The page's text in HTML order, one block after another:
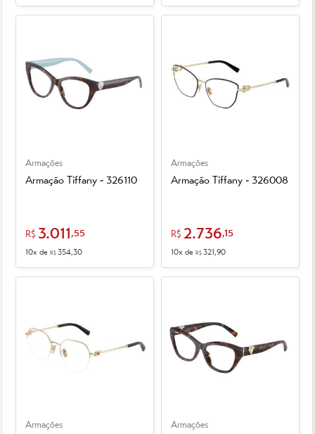
Armações
Armação Tiffany - 326110
R$ 3.011,55
10x de R$ 354,30
Armações
Armação Tiffany - 326008
R$ 2.736,15
10x de R$ 321,90
Armações Armações